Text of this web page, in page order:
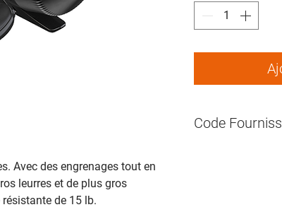
Avec des engrenages tout en
leurres et de plus gros
de 15 lb.
Code